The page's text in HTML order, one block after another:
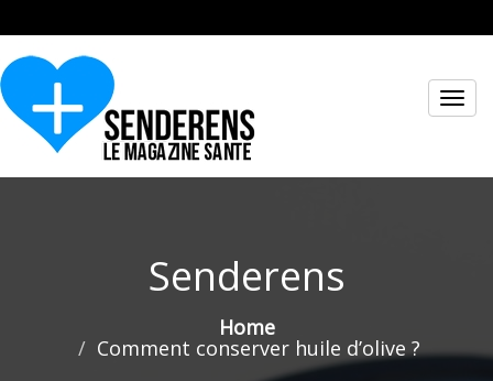
Senderens
Home
Comment conserver huile d’olive ?